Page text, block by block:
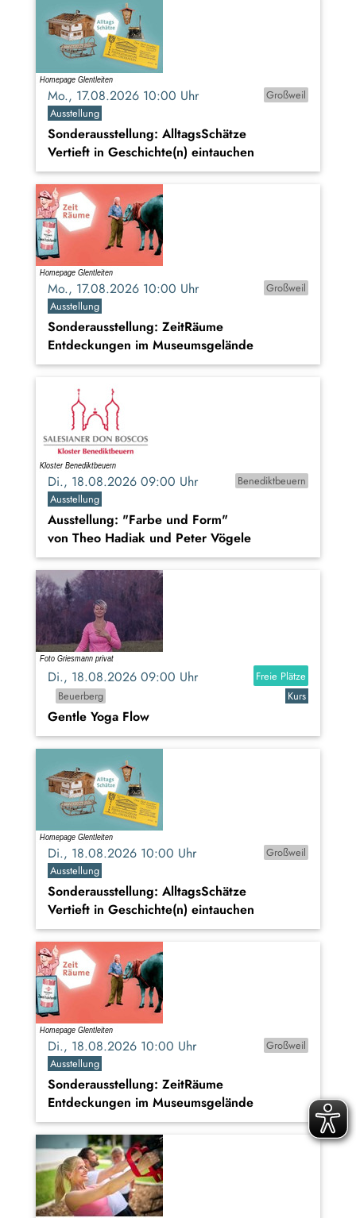
Mo., 17.08.2026 10:00 Uhr
Großweil
Ausstellung
Sonderausstellung: AlltagsSchätze
Vertieft in Geschichte(n) eintauchen
Mo., 17.08.2026 10:00 Uhr
Großweil
Ausstellung
Sonderausstellung: ZeitRäume
Entdeckungen im Museumsgelände
Di., 18.08.2026 09:00 Uhr
Benediktbeuern
Ausstellung
Ausstellung: "Farbe und Form"
von Theo Hadiak und Peter Vögele
Di., 18.08.2026 09:00 Uhr
Freie Plätze
Beuerberg
Kurs
Gentle Yoga Flow
Di., 18.08.2026 10:00 Uhr
Großweil
Ausstellung
Sonderausstellung: AlltagsSchätze
Vertieft in Geschichte(n) eintauchen
Di., 18.08.2026 10:00 Uhr
Großweil
Ausstellung
Sonderausstellung: ZeitRäume
Entdeckungen im Museumsgelände